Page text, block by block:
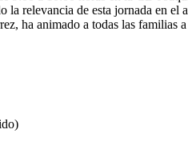
la relevancia de esta jornada en
ha animado a todas las familias